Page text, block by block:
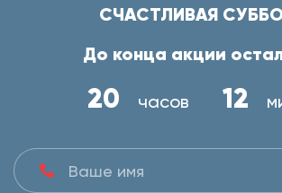
СЧАСТЛИВАЯ
До конца акции
20 часов 12